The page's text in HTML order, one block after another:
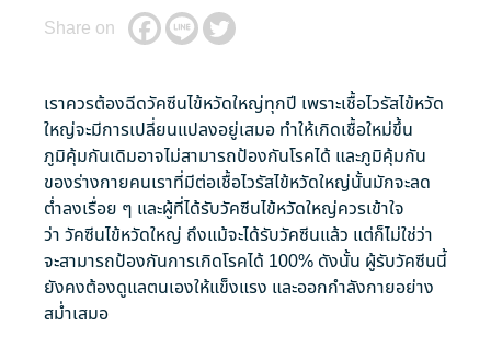
Share on
เราควรต้องฉีดวัคซีนไข้หวัดใหญ่ทุกปี เพราะเชื้อไวรัสไข้หวัด
ใหญ่จะมีการเปลี่ยนแปลงอยู่เสมอ ทำให้เกิดเชื้อใหม่ขึ้น
ภูมิคุ้มกันเดิมอาจไม่สามารถป้องกันโรคได้ และภูมิคุ้มกัน
ของร่างกายคนเราที่มีต่อเชื้อไวรัสไข้หวัดใหญ่นั้นมักจะลด
ต่ำลงเรื่อย ๆ และผู้ที่ได้รับวัคซีนไข้หวัดใหญ่ควรเข้าใจ
ว่า วัคซีนไข้หวัดใหญ่ ถึงแม้จะได้รับวัคซีนแล้ว แต่ก็ไม่ใช่ว่า
จะสามารถป้องกันการเกิดโรคได้ 100% ดังนั้น ผู้รับวัคซีนนี้
ยังคงต้องดูแลตนเองให้แข็งแรง และออกกำลังกายอย่าง
สม่ำเสมอ